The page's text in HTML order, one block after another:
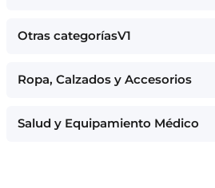
Otras categoríasV1
Ropa, Calzados y Accesorios
Salud y Equipamiento Médico